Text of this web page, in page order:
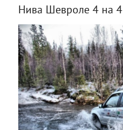
Нива Шевроле 4 на 4